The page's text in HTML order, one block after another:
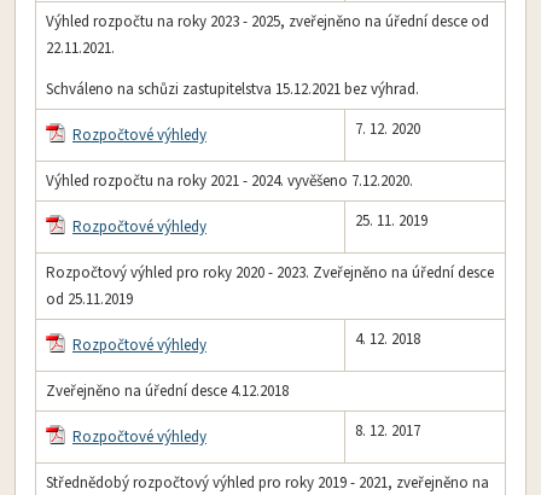
Výhled rozpočtu na roky 2023 - 2025, zveřejněno na úřední desce od
22.11.2021.
Schváleno na schůzi zastupitelstva 15.12.2021 bez výhrad.
Rozpočtové výhledy 7. 12. 2020
Výhled rozpočtu na roky 2021 - 2024. vyvěšeno 7.12.2020.
Rozpočtové výhledy 25. 11. 2019
Rozpočtový výhled pro roky 2020 - 2023. Zveřejněno na úřední desce
od 25.11.2019
Rozpočtové výhledy 4. 12. 2018
Zveřejněno na úřední desce 4.12.2018
Rozpočtové výhledy 8. 12. 2017
Střednědobý rozpočtový výhled pro roky 2019 - 2021, zveřejněno na